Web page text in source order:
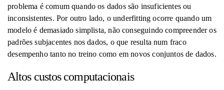
problema é comum quando os dados são insuficientes ou
inconsistentes. Por outro lado, o underfitting ocorre quando um
modelo é demasiado simplista, não conseguindo compreender os
padrões subjacentes nos dados, o que resulta num fraco
desempenho tanto no treino como em novos conjuntos de dados.
Altos custos computacionais